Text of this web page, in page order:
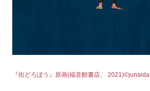
『街どろぼう』原画(福音館書店、 2021)©junaida